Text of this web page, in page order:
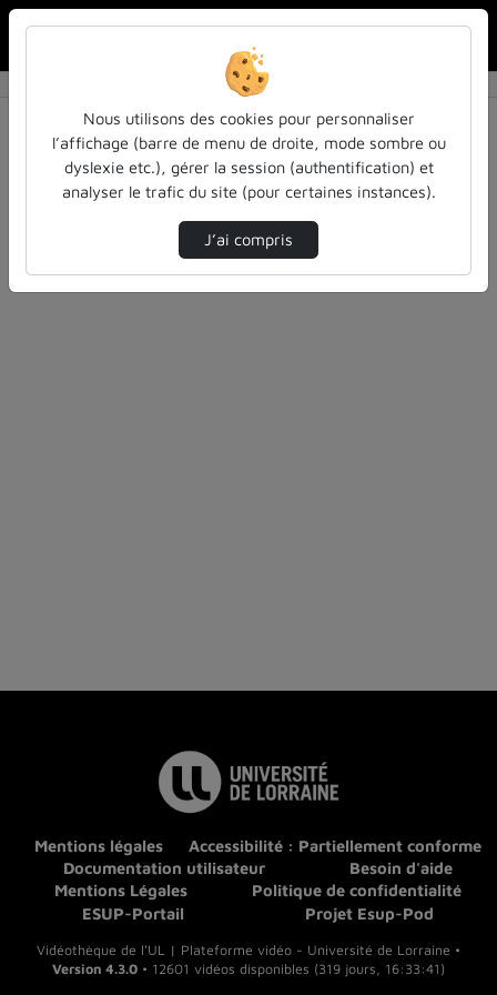
0 vidéo trouvée
Audio Vidéo Statistiques de vues
Direction de tri
Désolé, aucune vidéo trouvée.
Mentions légales
Accessibilité : Partiellement conforme
Documentation utilisateur
Besoin d'aide
Mentions Légales
Politique de confidentialité
ESUP-Portail
Projet Esup-Pod
Vidéothèque de l'UL | Plateforme vidéo - Université de Lorraine •
Version 4.3.0 • 12601 vidéos disponibles (319 jours, 16:33:41)
Nous utilisons des cookies pour personnaliser
l’affichage (barre de menu de droite, mode sombre ou
dyslexie etc.), gérer la session (authentification) et
analyser le trafic du site (pour certaines instances).
J’ai compris